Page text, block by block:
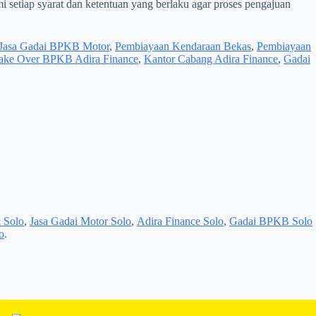
syarat dan ketentuan yang berlaku agar proses pengajuan
Gadai BPKB Motor, Pembiayaan Kendaraan Bekas, Pembiayaan
Over BPKB Adira Finance, Kantor Cabang Adira Finance, Gadai
Solo, Jasa Gadai Motor Solo, Adira Finance Solo, Gadai BPKB Solo
.